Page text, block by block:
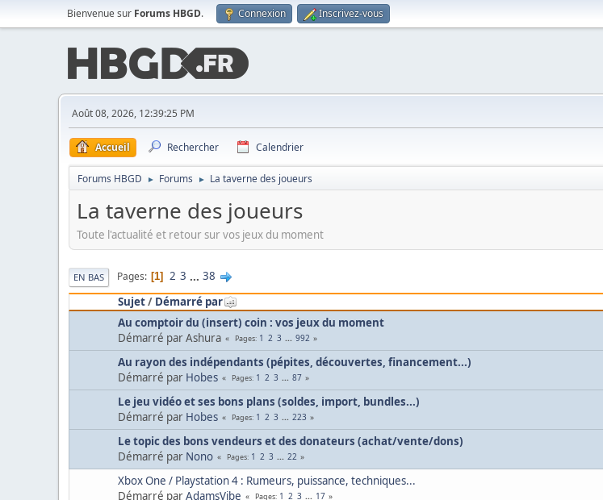
Bienvenue sur Forums HBGD. Connexion Inscrivez-vous
Août 08, 2026, 12:39:25 PM
Accueil Rechercher Calendrier
Forums HBGD ► Forums ► La taverne des joueurs
La taverne des joueurs
Toute l'actualité et retour sur vos jeux du moment
EN BAS Pages 1 2 3 ... 38
Sujet/ Démarré par
Au comptoir du (insert) coin : vos jeux du moment
Démarré par Ashura
Pages 1 2 3 ... 992
Au rayon des indépendants (pépites, découvertes, financement...)
Démarré par Hobes Pages 1 2 3 ... 87
Le jeu vidéo et ses bons plans (soldes, import, bundles...)
Démarré par Hobes Pages 1 2 3 ... 223
Le topic des bons vendeurs et des donateurs (achat/vente/dons)
Démarré par Nono Pages 1 2 3 ... 22
Xbox One / Playstation 4 : Rumeurs, puissance, techniques...
Démarré parAdamsVibe Pages 1 2 3 ... 17